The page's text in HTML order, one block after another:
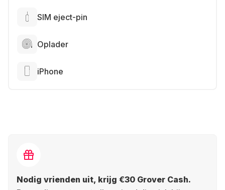
SIM eject-pin
Oplader
iPhone
Nodig vrienden uit, krijg €30 Grover Cash.